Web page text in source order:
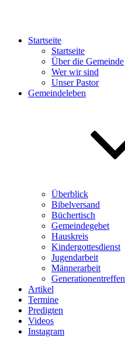
Startseite
Startseite
Über die Gemeinde
Wer wir sind
Unser Pastor
Gemeindeleben
Überblick
Bibelversand
Büchertisch
Gemeindegebet
Hauskreis
Kindergottesdienst
Jugendarbeit
Männerarbeit
Generationentreffen
Artikel
Termine
Predigten
Videos
Instagram